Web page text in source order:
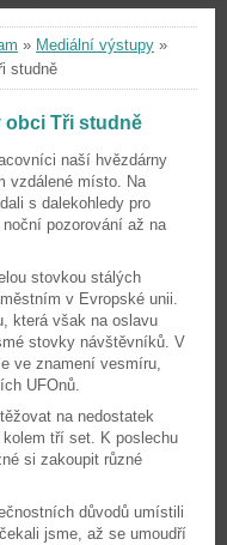
» Mediální výstupy »
studně
obci Tři studně
naší hvězdárny
vzdálené místo. Na
s dalekohledy pro
pozorování až na
stovkou stálých
v Evropské unii.
která však na oslavu
stovky návštěvníků. V
ve znamení vesmíru,
UFOnů.
na nedostatek
tří set. K poslechu
si zakoupit různé
důvodů umístili
jsme, až se umoudří